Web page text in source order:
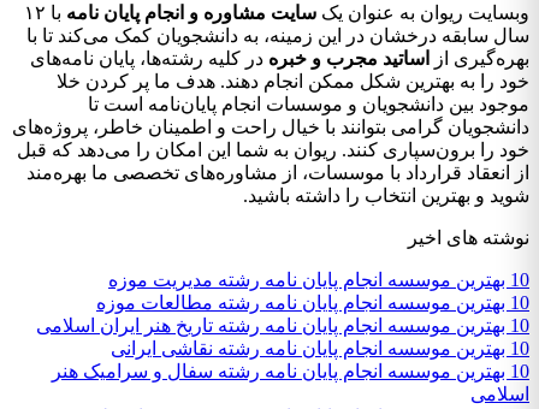
ریوان به عنوان یکسایت مشاوره و انجام پایان نامه
با ۱۲
سابقه درخشان در این زمینه، به دانشجویان کمک می‌کند تا با
از اساتید مجرب و خبرهدر کلیه رشته‌ها، پایان نامه‌های
را به بهترین شکل ممکن انجام دهند. هدف ما پر کردن خلا
بین دانشجویان و موسسات انجام پایان‌نامه است تا
گرامی بتوانند با خیال راحت و اطمینان خاطر، پروژه‌های
را برون‌سپاری کنند. ریوان به شما این امکان را می‌دهد که قبل
انعقاد قرارداد با موسسات، از مشاوره‌های تخصصی ما بهره‌مند
و بهترین انتخاب را داشته باشید.
های اخیر
10 بهترین موسسه انجام پایان نامه رشته سفال و سرامیک هنر